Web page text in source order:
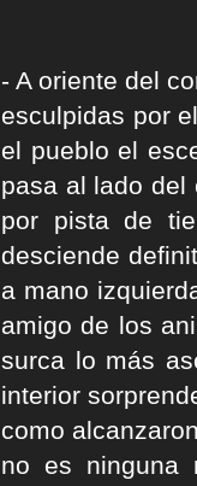
- A oriente del
esculpidas por
el pueblo el
pasa al lado del
por pista de
desciende
a mano
amigo de los
surca lo más
interior
como
no es ninguna